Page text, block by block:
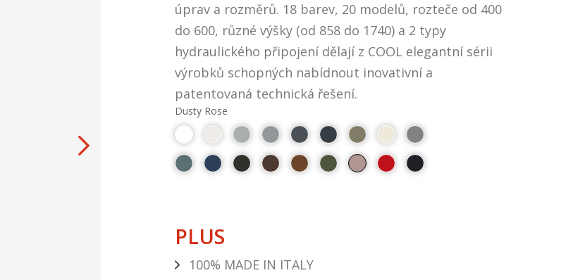
úprav a rozměrů. 18 barev, 20 modelů, rozteče od 400
do 600, různé výšky (od 858 do 1740) a 2 typy
hydraulického připojení dělají z COOL elegantní sérii
výrobků schopných nabídnout inovativní a
patentovaná technická řešení.
Dusty Rose
PLUS
100% MADE IN ITALY